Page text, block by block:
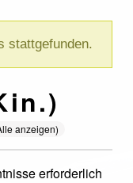
stattgefunden.
erforderlich